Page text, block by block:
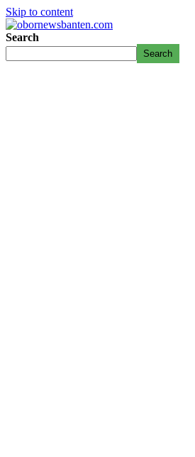
Skip to content
Search
Search